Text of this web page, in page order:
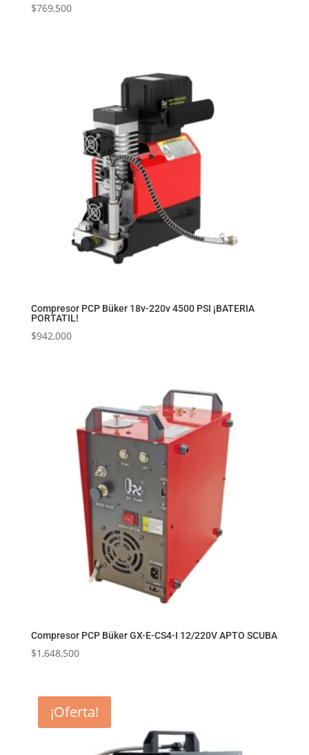
$769,500
Compresor PCP Büker 18v-220v 4500 PSI ¡BATERIA
PORTATIL!
$942,000
Compresor PCP Büker GX-E-CS4-I 12/220V APTO SCUBA
$1,648,500
¡Oferta!